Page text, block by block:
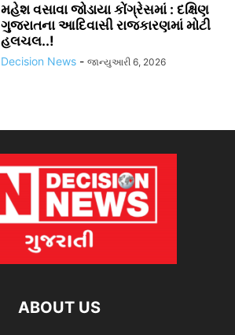
મહેશ વસાવા જોડાયા કોંગ્રેસમાં : દક્ષિણ
ગુજરાતના આદિવાસી રાજકારણમાં મોટી
હલચલ..!
Decision News - જાન્યુઆરી 6, 2026
ABOUT US